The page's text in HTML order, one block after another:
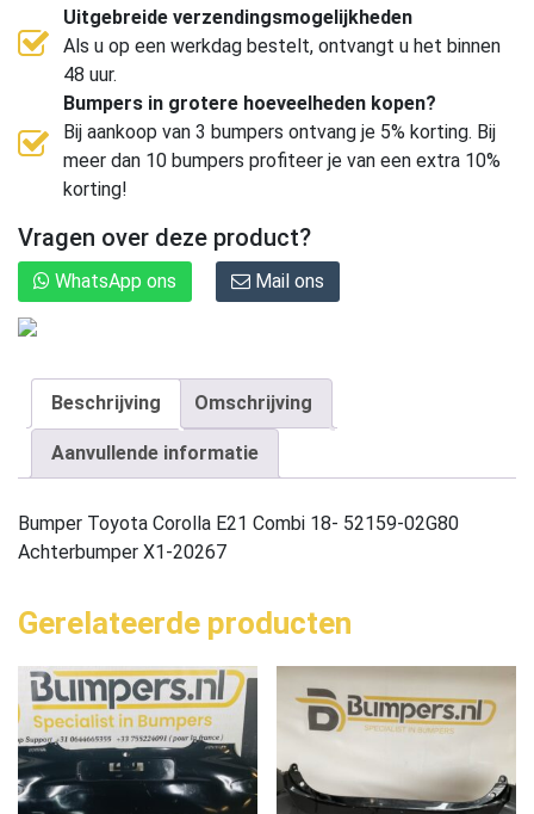
Uitgebreide verzendingsmogelijkheden
Als u op een werkdag bestelt, ontvangt u het binnen
48 uur.
Bumpers in grotere hoeveelheden kopen?
Bij aankoop van 3 bumpers ontvang je 5% korting. Bij
meer dan 10 bumpers profiteer je van een extra 10%
korting!
Vragen over deze product?
WhatsApp ons Mail ons
Beschrijving Omschrijving
Aanvullende informatie
Bumper Toyota Corolla E21 Combi 18- 52159-02G80
Achterbumper X1-20267
Gerelateerde producten